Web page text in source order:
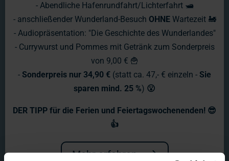
Die Erfolgsgeschichte vom
Miniatur Wunderland -
HeyAaron!!!
- Abendliche Hafenrundfahrt/Lichterfahrt 🛥️
- anschließender Wunderland-Besuch OHNE Wartezeit 🚂
- Audiopräsentation: "Die Geschichte des Wunderlandes"
- Currywurst und Pommes mit Getränk zum Sonderpreis
von 9,00 € 🍟
- Sonderpreis nur 34,90 € (statt ca. 47,- € einzeln - Sie
sparen mind. 25 %) 😮
DER TIPP für die Ferien und Feiertagswochenenden! 😎
👍
Mehr erfahren